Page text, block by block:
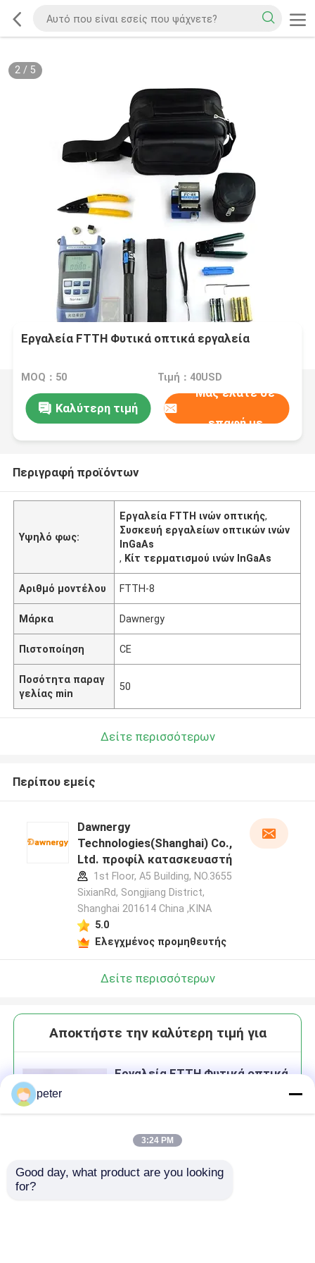
2/ 5
Εργαλεία FTTH Φυτικά οπτικά εργαλεία
MOQ：50 Τιμή：40USD
Καλύτερη τιμή
Μας ελάτε σε
επαφή με
Περιγραφή προϊόντων
Υψηλό φως:
Εργαλεία FTTH ινών οπτικής,
Συσκευή εργαλείων οπτικών ινών
InGaAs
, Κίτ τερματισμού ινών InGaAs
Αριθμό μοντέλου FTTH-8
Μάρκα Dawnergy
Πιστοποίηση CE
Ποσότητα παραγ
γελίας min
50
Δείτε περισσότερων
Περίπου εμείς
Dawnergy
Technologies(Shanghai) Co.,
Ltd. προφίλ κατασκευαστή
1st Floor, A5 Building, NO.3655
SixianRd, Songjiang District,
Shanghai 201614 China ,ΚΙΝΑ
5.0
Ελεγχμένος προμηθευτής
Δείτε περισσότερων
Αποκτήστε την καλύτερη τιμή για
Εργαλεία FTTH Φυτικά οπτικά
Να συνεχίσει
peter
3:24 PM
Good day, what product are you looking
for?